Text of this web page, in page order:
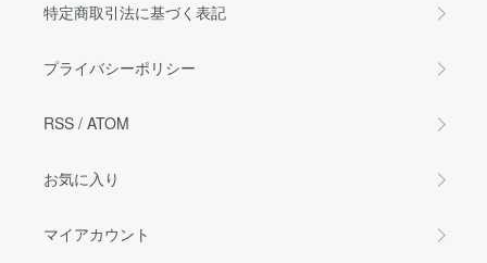
特定商取引法に基づく表記
プライバシーポリシー
RSS / ATOM
お気に入り
マイアカウント